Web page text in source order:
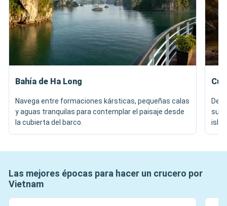
Bahía de Ha Long
Navega entre formaciones kársticas, pequeñas calas
y aguas tranquilas para contemplar el paisaje desde
la cubierta del barco.
sus
Las mejores épocas para hacer un crucero por
Vietnam